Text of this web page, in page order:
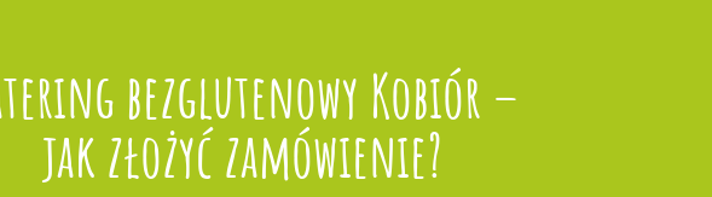
bezglutenowy Kobiór –
jak złożyć zamówienie?